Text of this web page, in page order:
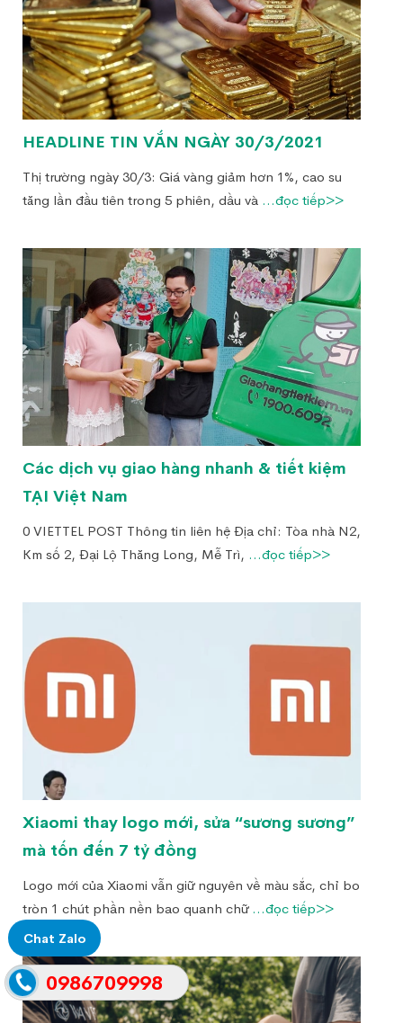
HEADLINE TIN VẮN NGÀY 30/3/2021
Thị trường ngày 30/3: Giá vàng giảm hơn 1%, cao su
tăng lần đầu tiên trong 5 phiên, dầu và ...đọc tiếp>>
Các dịch vụ giao hàng nhanh & tiết kiệm
TẠI Việt Nam
0 VIETTEL POST Thông tin liên hệ Địa chỉ: Tòa nhà N2,
Km số 2, Đại Lộ Thăng Long, Mễ Trì, ...đọc tiếp>>
Xiaomi thay logo mới, sửa “sương sương”
mà tốn đến 7 tỷ đồng
Logo mới của Xiaomi vẫn giữ nguyên về màu sắc, chỉ bo
tròn 1 chút phần nền bao quanh chữ ...đọc tiếp>>
Chat Zalo
0986709998